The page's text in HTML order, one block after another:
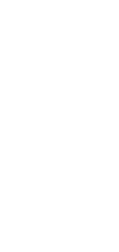
Argentina
imágenes, audios y
revistas digitales:
crear revistas digitales
encontrarás
herramientas para trabajar
con los
desarrollar